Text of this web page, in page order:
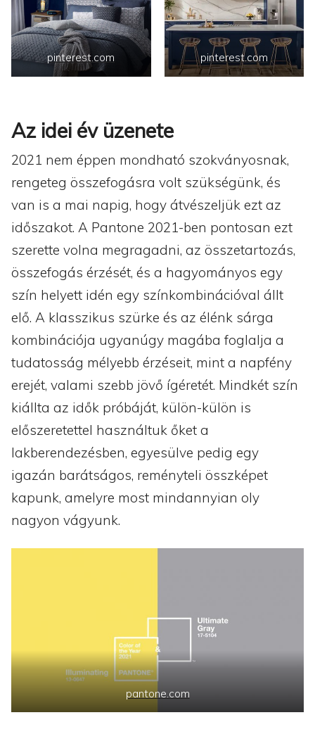
pinterest.com pinterest.com
Az idei év üzenete
2021 nem éppen mondható szokványosnak,
rengeteg összefogásra volt szükségünk, és
van is a mai napig, hogy átvészeljük ezt az
időszakot. A Pantone 2021-ben pontosan ezt
szerette volna megragadni, az összetartozás,
összefogás érzését, és a hagyományos egy
szín helyett idén egy színkombinációval állt
elő. A klasszikus szürke és az élénk sárga
kombinációja ugyanúgy magába foglalja a
tudatosság mélyebb érzéseit, mint a napfény
erejét, valami szebb jövő ígéretét. Mindkét szín
kiállta az idők próbáját, külön-külön is
előszeretettel használtuk őket a
lakberendezésben, egyesülve pedig egy
igazán barátságos, reményteli összképet
kapunk, amelyre most mindannyian oly
nagyon vágyunk.
pantone.com